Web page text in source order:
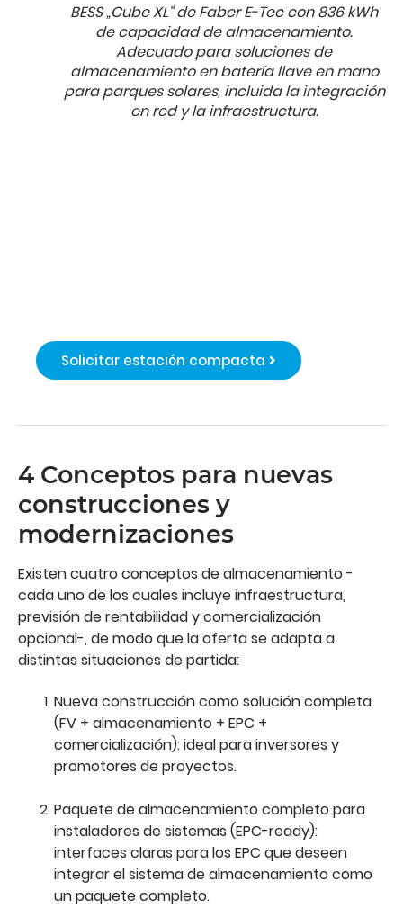
BESS „Cube XL“ de Faber E-Tec con 836 kWh
de capacidad de almacenamiento.
Adecuado para soluciones de
almacenamiento en batería llave en mano
para parques solares, incluida la integración
en red y la infraestructura.
Solicitar estación compacta
4 Conceptos para nuevas
construcciones y
modernizaciones
Existen cuatro conceptos de almacenamiento -
cada uno de los cuales incluye infraestructura,
previsión de rentabilidad y comercialización
opcional-, de modo que la oferta se adapta a
distintas situaciones de partida:
Nueva construcción como solución completa
(FV + almacenamiento + EPC +
comercialización): ideal para inversores y
promotores de proyectos.
Paquete de almacenamiento completo para
instaladores de sistemas (EPC-ready):
interfaces claras para los EPC que deseen
integrar el sistema de almacenamiento como
un paquete completo.